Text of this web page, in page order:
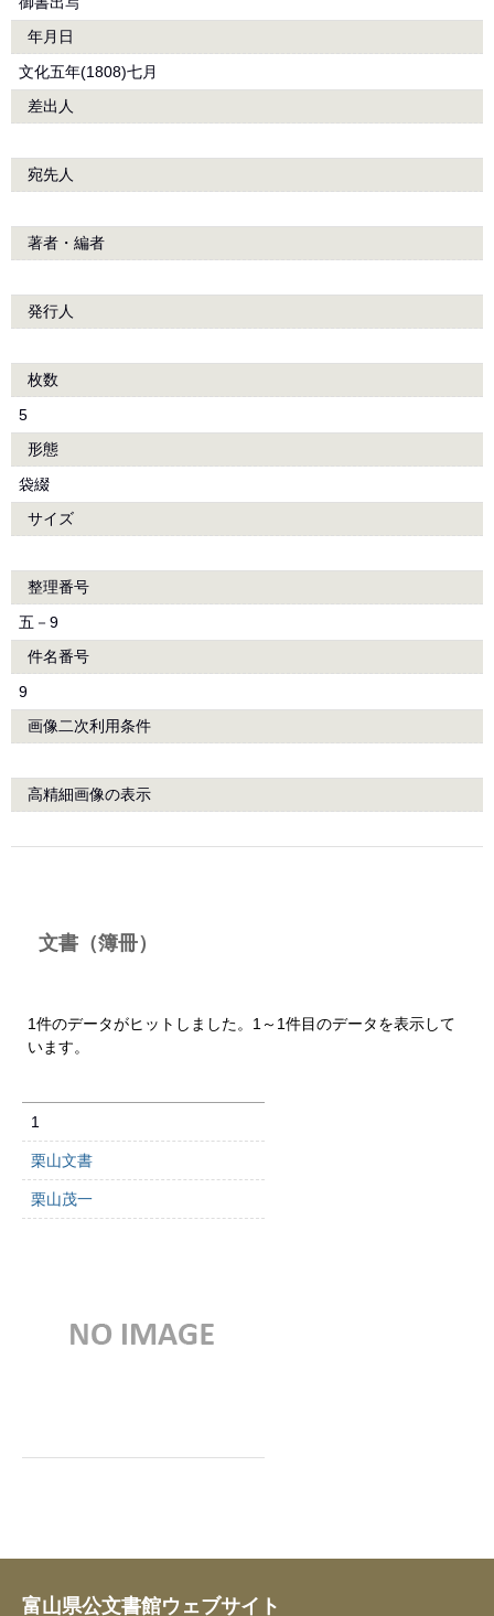
年月日
文化五年(1808)七月
差出人
宛先人
著者・編者
発行人
枚数
5
形態
袋綴
サイズ
整理番号
五－9
件名番号
9
画像二次利用条件
高精細画像の表示
文書（簿冊）
1件のデータがヒットしました。1～1件目のデータを表示して
います。
1
栗山文書
栗山茂一
富山県公文書館ウェブサイト